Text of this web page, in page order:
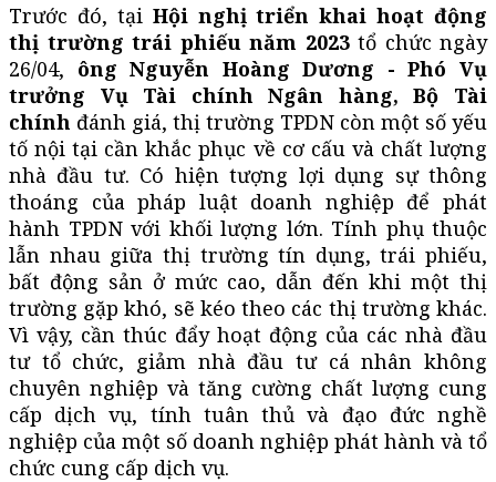
Trước đó, tại Hội nghị triển khai hoạt động
thị trường trái phiếu năm 2023tổ chức ngày
26/04, ông Nguyễn Hoàng Dương - Phó Vụ
trưởng Vụ Tài chính Ngân hàng, Bộ Tài
chính đánh giá, thị trường TPDN còn một số yếu
tố nội tại cần khắc phục về cơ cấu và chất lượng
nhà đầu tư. Có hiện tượng lợi dụng sự thông
thoáng của pháp luật doanh nghiệp để phát
hành TPDN với khối lượng lớn. Tính phụ thuộc
lẫn nhau giữa thị trường tín dụng, trái phiếu,
bất động sản ở mức cao, dẫn đến khi một thị
trường gặp khó, sẽ kéo theo các thị trường khác.
Vì vậy, cần thúc đẩy hoạt động của các nhà đầu
tư tổ chức, giảm nhà đầu tư cá nhân không
chuyên nghiệp và tăng cường chất lượng cung
cấp dịch vụ, tính tuân thủ và đạo đức nghề
nghiệp của một số doanh nghiệp phát hành và tổ
chức cung cấp dịch vụ.